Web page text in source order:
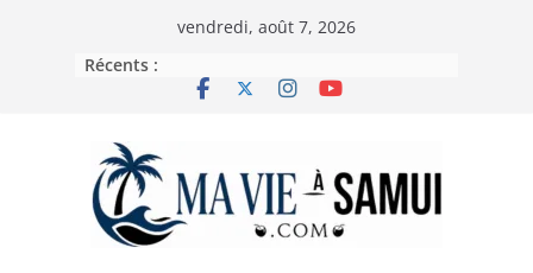
vendredi, août 7, 2026
Récents :